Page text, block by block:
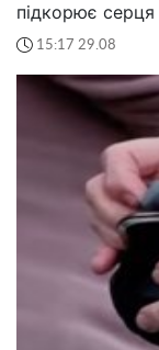
підкорює серця
15:17 29.08